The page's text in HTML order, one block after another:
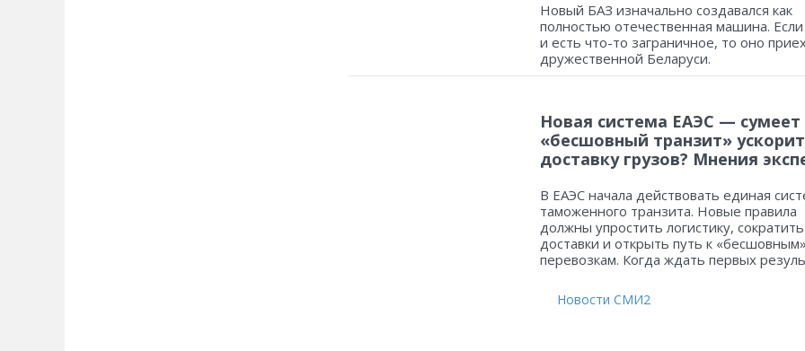
Новый БАЗ изначально создавался как
полностью отечественная машина.
и есть что-то заграничное, то оно
дружественной Беларуси.
Новая система ЕАЭС — сумеет
«бесшовный транзит»
доставку грузов? Мнения
В ЕАЭС начала действовать единая
таможенного транзита. Новые правила
должны упростить логистику,
доставки и открыть путь к «бесшовным»
перевозкам. Когда ждать первых
Новости СМИ2